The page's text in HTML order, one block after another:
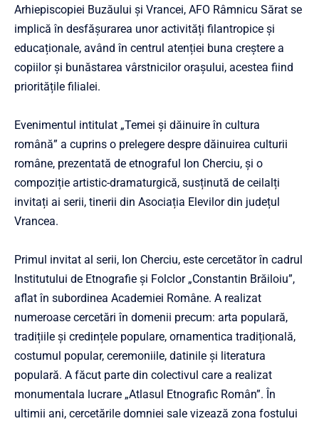
Arhiepiscopiei Buzăului și Vrancei, AFO Râmnicu Sărat se
implică în desfășurarea unor activități filantropice și
educaționale, având în centrul atenției buna creștere a
copiilor și bunăstarea vârstnicilor orașului, acestea fiind
prioritățile filialei.
Evenimentul intitulat „Temei și dăinuire în cultura
română” a cuprins o prelegere despre dăinuirea culturii
române, prezentată de etnograful Ion Cherciu, și o
compoziție artistic-dramaturgică, susținută de ceilalți
invitați ai serii, tinerii din Asociația Elevilor din județul
Vrancea.
Primul invitat al serii, Ion Cherciu, este cercetător în cadrul
Institutului de Etnografie și Folclor „Constantin Brăiloiu”,
aflat în subordinea Academiei Române. A realizat
numeroase cercetări în domenii precum: arta populară,
tradițiile și credințele populare, ornamentica tradițională,
costumul popular, ceremoniile, datinile și literatura
populară. A făcut parte din colectivul care a realizat
monumentala lucrare „Atlasul Etnografic Român”. În
ultimii ani, cercetările domniei sale vizează zona fostului